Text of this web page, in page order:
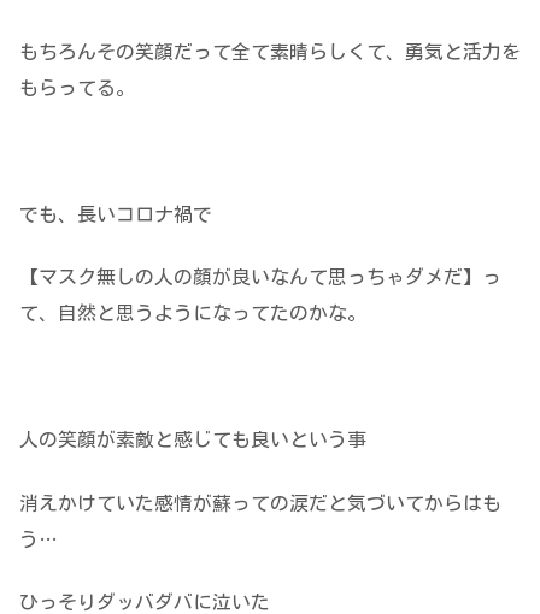
もちろんその笑顔だって全て素晴らしくて、勇気と活力を
もらってる。
でも、長いコロナ禍で
【マスク無しの人の顔が良いなんて思っちゃダメだ】っ
て、自然と思うようになってたのかな。
人の笑顔が素敵と感じても良いという事
消えかけていた感情が蘇っての涙だと気づいてからはも
う…
ひっそりダッバダバに泣いた